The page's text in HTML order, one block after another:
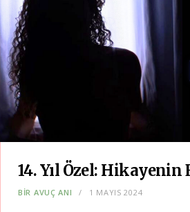
14. Yıl Özel: Hikayenin
BIR AVUÇ ANI 1 MAYIS 2024